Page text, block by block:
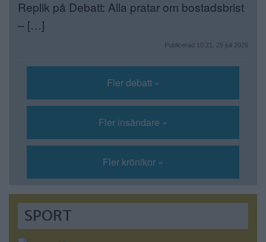
Replik på Debatt: Alla pratar om bostadsbrist
– […]
Publicerad 10:21, 29 juli 2026
Fler debatt »
Fler insändare »
Fler krönikor »
SPORT